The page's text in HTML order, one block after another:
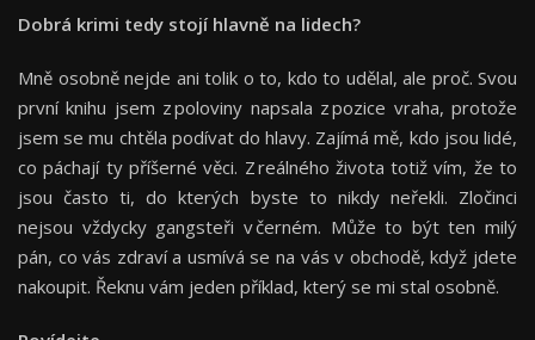
Dobrá krimi tedy stojí hlavně na lidech?
Mně osobně nejde ani tolik o to, kdo to udělal, ale proč. Svou
první knihu jsem z poloviny napsala z pozice vraha, protože
jsem se mu chtěla podívat do hlavy. Zajímá mě, kdo jsou lidé,
co páchají ty příšerné věci. Z reálného života totiž vím, že to
jsou často ti, do kterých byste to nikdy neřekli. Zločinci
nejsou vždycky gangsteři v černém. Může to být ten milý
pán, co vás zdraví a usmívá se na vás v obchodě, když jdete
nakoupit. Řeknu vám jeden příklad, který se mi stal osobně.